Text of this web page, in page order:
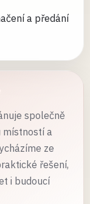
a předání
společně
místností a
ze
řešení,
i budoucí